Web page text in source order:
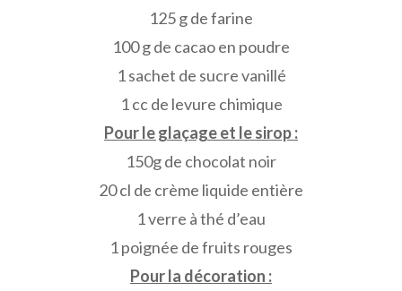
125 g de farine
100 g de cacao en poudre
1 sachet de sucre vanillé
1 cc de levure chimique
Pour le glaçage et le sirop :
150g de chocolat noir
20 cl de crème liquide entière
1 verre à thé d’eau
1 poignée de fruits rouges
Pour la décoration :